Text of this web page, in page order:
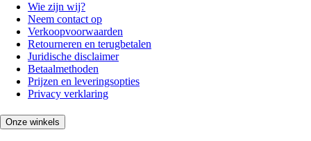
Wie zijn wij?
Neem contact op
Verkoopvoorwaarden
Retourneren en terugbetalen
Juridische disclaimer
Betaalmethoden
Prijzen en leveringsopties
Privacy verklaring
Onze winkels